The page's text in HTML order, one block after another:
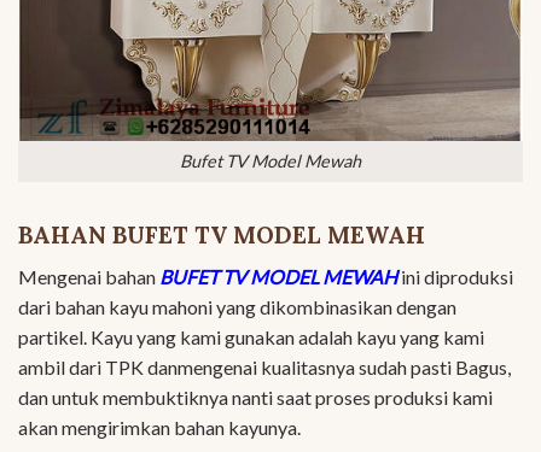
Bufet TV Model Mewah
BAHAN BUFET TV MODEL MEWAH
Mengenai bahan BUFET TV MODEL MEWAHini diproduksi
dari bahan kayu mahoni yang dikombinasikan dengan
partikel. Kayu yang kami gunakan adalah kayu yang kami
ambil dari TPK danmengenai kualitasnya sudah pasti Bagus,
dan untuk membuktiknya nanti saat proses produksi kami
akan mengirimkan bahan kayunya.